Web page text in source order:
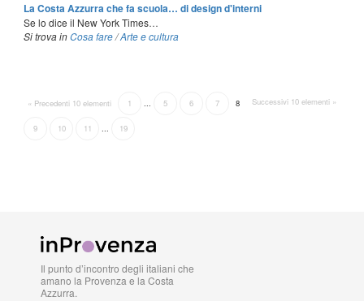
La Costa Azzurra che fa scuola… di design d'interni
Se lo dice il New York Times…
Si trova in Cosa fare /Arte e cultura
« Precedenti 10 elementi Successivi 10 elementi »
1 ... 5 6 7 8
9 10 11 19
Il punto d’incontro degli italiani che
amano la Provenza e la Costa
Azzurra.